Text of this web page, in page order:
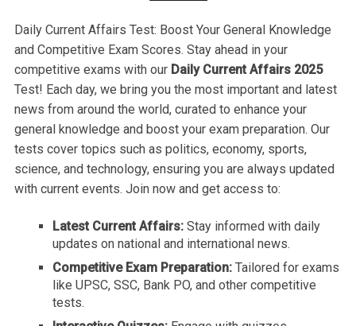
Daily Current Affairs Test: Boost Your General Knowledge
and Competitive Exam Scores. Stay ahead in your
competitive exams with our Daily Current Affairs 2025
Test! Each day, we bring you the most important and latest
news from around the world, curated to enhance your
general knowledge and boost your exam preparation. Our
tests cover topics such as politics, economy, sports,
science, and technology, ensuring you are always updated
with current events. Join now and get access to:
Latest Current Affairs: Stay informed with daily
updates on national and international news.
Competitive Exam Preparation: Tailored for exams
like UPSC, SSC, Bank PO, and other competitive
tests.